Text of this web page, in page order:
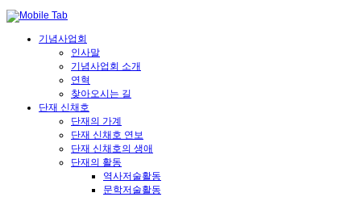
기념사업회
인사말
기념사업회 소개
연혁
찾아오시는 길
단재 신채호
단재의 가계
단재 신채호 연보
단재 신채호의 생애
단재의 활동
역사저술활동
문학저술활동